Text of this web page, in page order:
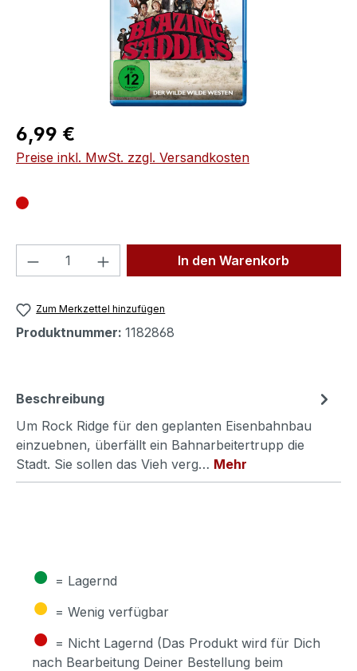
Regulärer Preis:
6,99 €
Preise inkl. MwSt. zzgl. Versandkosten
Produkt Anzahl: Gib denIn den Warenkorb
Zum Merkzettel hinzufügen
Produktnummer: 1182868
Beschreibung
Um Rock Ridge für den geplanten Eisenbahnbau
einzuebnen, überfällt ein Bahnarbeitertrupp die
Stadt. Sie sollen das Vieh verg… Mehr
● = Lagernd
● = Wenig verfügbar
● = Nicht Lagernd (Das Produkt wird für Dich
nach Bearbeitung Deiner Bestellung beim